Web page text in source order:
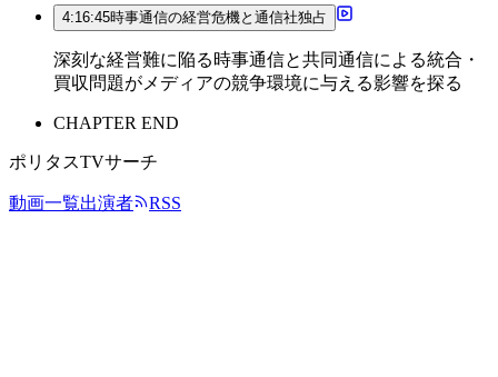
4:16:45時事通信の経営危機と通信社独占
深刻な経営難に陥る時事通信と共同通信による統合・
買収問題がメディアの競争環境に与える影響を探る
CHAPTER END
ポリタスTVサーチ
動画一覧出演者 RSS